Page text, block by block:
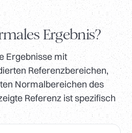
Ergebnis?
Ergebnisse mit
Referenzbereichen,
Normalbereichen des
Referenz ist spezifisch